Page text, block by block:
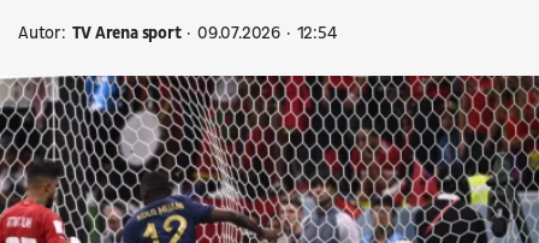
Autor: TV Arena sport 09.07.2026 12:54